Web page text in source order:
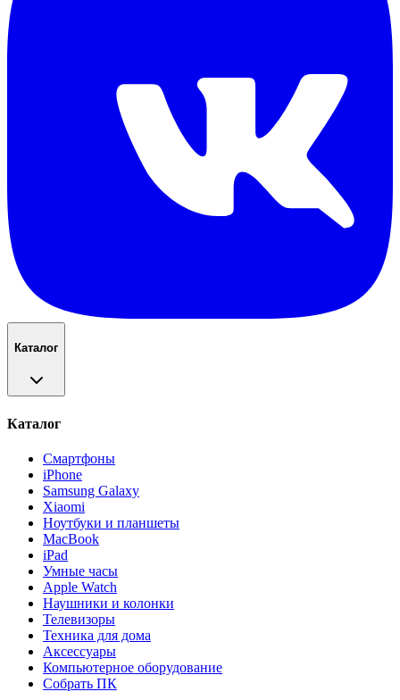
Каталог
Каталог
Смартфоны
iPhone
Samsung Galaxy
Xiaomi
Ноутбуки и планшеты
MacBook
iPad
Умные часы
Apple Watch
Наушники и колонки
Телевизоры
Техника для дома
Аксессуары
Компьютерное оборудование
Собрать ПК